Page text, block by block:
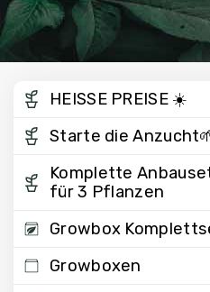
HEISSE PREISE ☀️
Starte die
Komplette
für 3 Pflanzen
Growbox
Growboxen